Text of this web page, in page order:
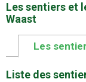
Les sentiers et
Waast
Les
Liste des